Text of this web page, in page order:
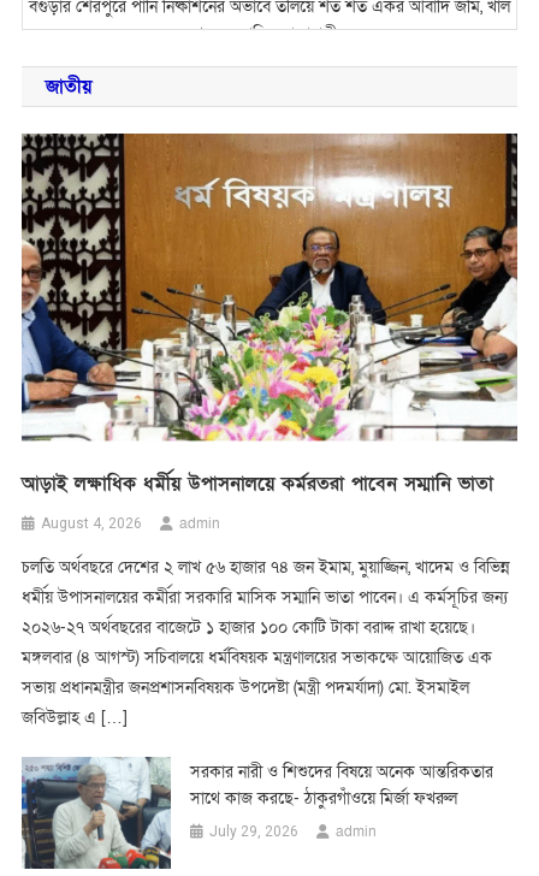
বগুড়ার শেরপুরে পানি নিষ্কাশনের অভাবে তলিয়ে শত শত একর আবাদি জমি, খাল
খননের দাবি এলাকাবাসীর
জেলা সরকারি গণগ্রন্থাগারে জুলাই স্মৃতিচারণ বিষয়ক আলোচনা সভা
বগুড়ার শেরপুরে স্কুলছাত্র হত্যা: প্রধান আসামি গ্রেপ্তার
শিবগঞ্জে শিক্ষার্থীদের নিয়ে মাদকবিরোধী আলোচনা সভা ও সাংস্কৃতিক অনুষ্ঠান
আড়াই লক্ষাধিক ধর্মীয় উপাসনালয়ে কর্মরতরা পাবেন সম্মানি ভাতা
জাতীয়
আড়াই লক্ষাধিক ধর্মীয় উপাসনালয়ে কর্মরতরা পাবেন সম্মানি ভাতা
August 4, 2026 admin
চলতি অর্থবছরে দেশের ২ লাখ ৫৬ হাজার ৭৪ জন ইমাম, মুয়াজ্জিন, খাদেম ও বিভিন্ন
ধর্মীয় উপাসনালয়ের কর্মীরা সরকারি মাসিক সম্মানি ভাতা পাবেন। এ কর্মসূচির জন্য
২০২৬-২৭ অর্থবছরের বাজেটে ১ হাজার ১০০ কোটি টাকা বরাদ্দ রাখা হয়েছে।
মঙ্গলবার (৪ আগস্ট) সচিবালয়ে ধর্মবিষয়ক মন্ত্রণালয়ের সভাকক্ষে আয়োজিত এক
সভায় প্রধানমন্ত্রীর জনপ্রশাসনবিষয়ক উপদেষ্টা (মন্ত্রী পদমর্যাদা) মো. ইসমাইল
জবিউল্লাহ এ […]
সরকার নারী ও শিশুদের বিষয়ে অনেক আন্তরিকতার
সাথে কাজ করছে- ঠাকুরগাঁওয়ে মির্জা ফখরুল
July 29, 2026 admin